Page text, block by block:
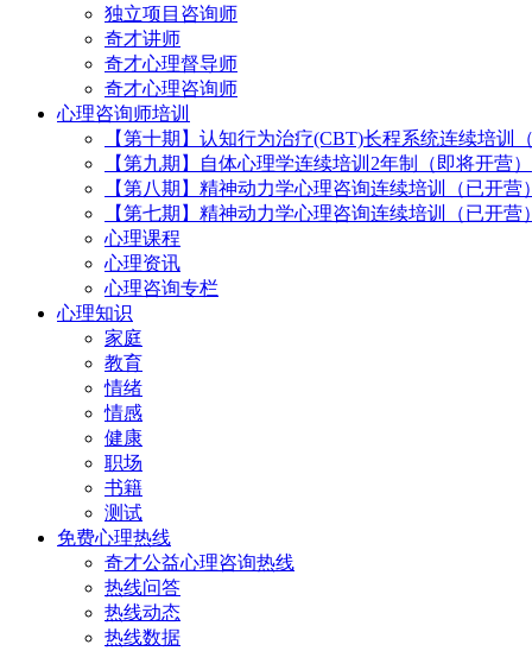
独立项目咨询师
奇才讲师
奇才心理督导师
奇才心理咨询师
心理咨询师培训
【第十期】认知行为治疗(CBT)长程系统连续培训
【第九期】自体心理学连续培训2年制（即将开营）
【第八期】精神动力学心理咨询连续培训（已开营）
【第七期】精神动力学心理咨询连续培训（已开营）
心理课程
心理资讯
心理咨询专栏
心理知识
家庭
教育
情绪
情感
健康
职场
书籍
测试
免费心理热线
奇才公益心理咨询热线
热线问答
热线动态
热线数据